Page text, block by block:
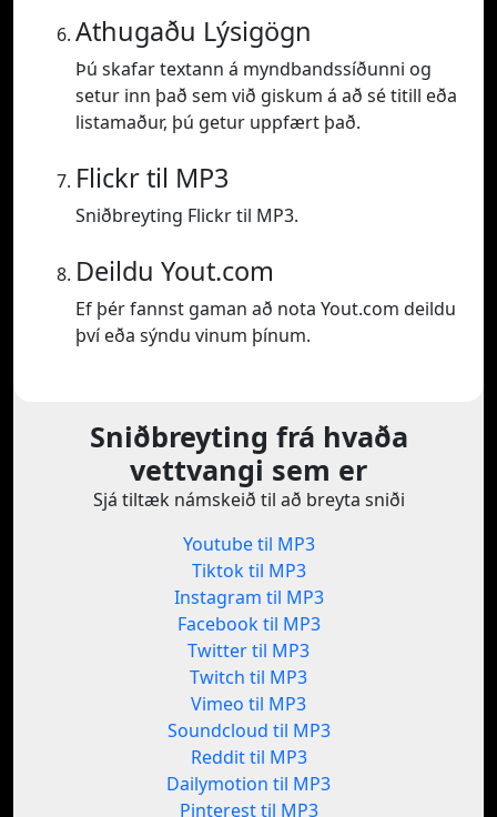
Athugaðu Lýsigögn
Þú skafar textann á myndbandssíðunni og
setur inn það sem við giskum á að sé titill eða
listamaður, þú getur uppfært það.
Flickr til MP3
Sniðbreyting Flickr til MP3.
Deildu Yout.com
Ef þér fannst gaman að nota Yout.com deildu
því eða sýndu vinum þínum.
Sniðbreyting frá hvaða
vettvangi sem er
Sjá tiltæk námskeið til að breyta sniði
Youtube til MP3
Tiktok til MP3
Instagram til MP3
Facebook til MP3
Twitter til MP3
Twitch til MP3
Vimeo til MP3
Soundcloud til MP3
Reddit til MP3
Dailymotion til MP3
Pinterest til MP3